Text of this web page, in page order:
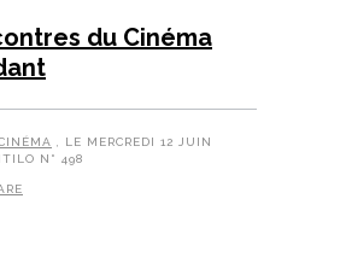
du Cinéma
, LE MERCREDI 12 JUIN
N° 498